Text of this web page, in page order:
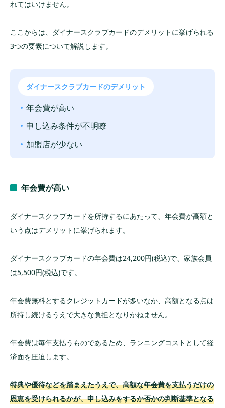
れてはいけません。
ここからは、ダイナースクラブカードのデメリットに挙げられる
3つの要素について解説します。
ダイナースクラブカードのデメリット
年会費が高い
申し込み条件が不明瞭
加盟店が少ない
年会費が高い
ダイナースクラブカードを所持するにあたって、年会費が高額と
いう点はデメリットに挙げられます。
ダイナースクラブカードの年会費は24,200円(税込)で、家族会員
は5,500円(税込)です。
年会費無料とするクレジットカードが多いなか、高額となる点は
所持し続けるうえで大きな負担となりかねません。
年会費は毎年支払うものであるため、ランニングコストとして経
済面を圧迫します。
特典や優待などを踏まえたうえで、高額な年会費を支払うだけの
恩恵を受けられるかが、申し込みをするか否かの判断基準となる